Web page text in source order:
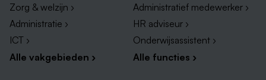
Zorg & welzijn ›
Administratie ›
ICT ›
Alle vakgebieden ›
Administratief medewerker ›
HR adviseur ›
Onderwijsassistent ›
Alle functies ›